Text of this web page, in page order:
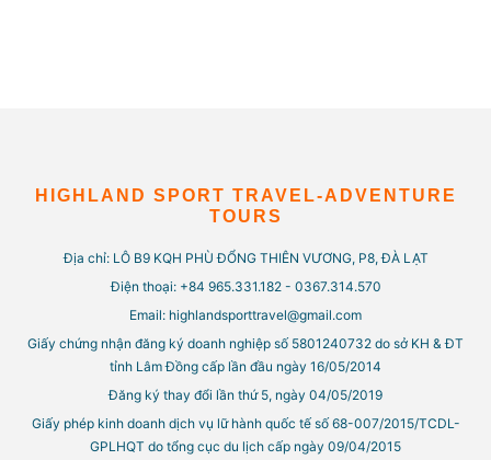
HIGHLAND SPORT TRAVEL-ADVENTURE
TOURS
Địa chỉ: LÔ B9 KQH PHÙ ĐỔNG THIÊN VƯƠNG, P8, ĐÀ LẠT
Điện thoại: +84 965.331.182 - 0367.314.570
Email: highlandsporttravel@gmail.com
Giấy chứng nhận đăng ký doanh nghiệp số 5801240732 do sở KH & ĐT
tỉnh Lâm Đồng cấp lần đầu ngày 16/05/2014
Đăng ký thay đổi lần thứ 5, ngày 04/05/2019
Giấy phép kinh doanh dịch vụ lữ hành quốc tế số 68-007/2015/TCDL-
GPLHQT do tổng cục du lịch cấp ngày 09/04/2015